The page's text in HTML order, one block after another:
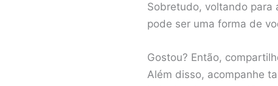
Sobretudo, voltando para
pode ser uma forma de
Gostou? Então,
Além disso, acompanhe